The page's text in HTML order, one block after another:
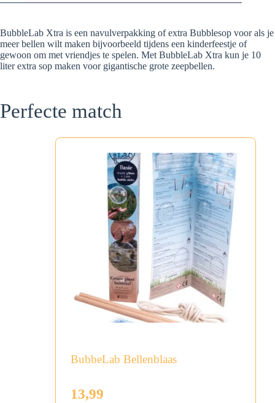
BubbleLab Xtra is een navulverpakking of extra Bubblesop voor als je
meer bellen wilt maken bijvoorbeeld tijdens een kinderfeestje of
gewoon om met vriendjes te spelen. Met BubbleLab Xtra kun je 10
liter extra sop maken voor gigantische grote zeepbellen.
Perfecte match
BubbeLab Bellenblaas
13,99